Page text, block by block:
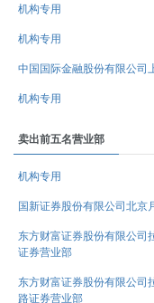
机构专用
机构专用
中国国际金融股份有限公司
机构专用
卖出前五名营业部
机构专用
国新证券股份有限公司北京
东方财富证券股份有限公司
证券营业部
东方财富证券股份有限公司
路证券营业部